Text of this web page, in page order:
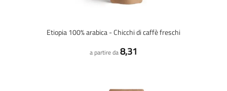
Etiopia 100% arabica - Chicchi di caffè freschi
a partire da8,31